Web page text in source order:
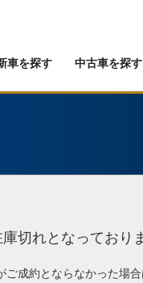
車を探す 中古車を探す
切れとなっており
成約とならなかった場合